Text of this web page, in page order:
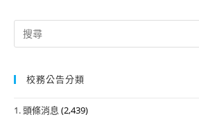
Search
for:
校務公告分類
1. 頭條消息 (2,439)